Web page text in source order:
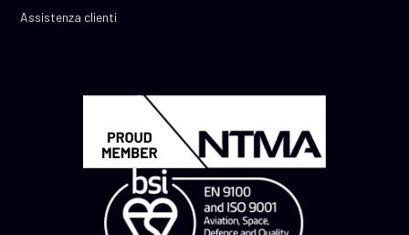
Assistenza clienti